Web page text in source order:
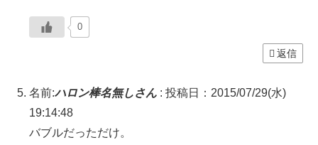
0
返信
名前:ハロン棒名無しさん : 投稿日：2015/07/29(水)
19:14:48
バブルだっただけ。